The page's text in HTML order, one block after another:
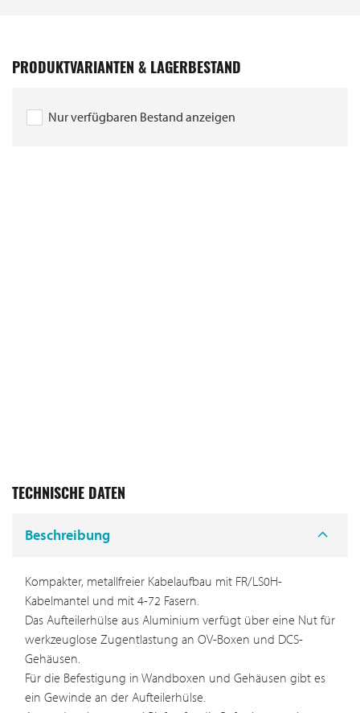
PRODUKTVARIANTEN & LAGERBESTAND
Nur verfügbaren Bestand anzeigen
TECHNISCHE DATEN
Beschreibung
Kompakter, metallfreier Kabelaufbau mit FR/LS0H-
Kabelmantel und mit 4-72 Fasern.
Das Aufteilerhülse aus Aluminium verfügt über eine Nut für
werkzeuglose Zugentlastung an OV-Boxen und DCS-
Gehäusen.
Für die Befestigung in Wandboxen und Gehäusen gibt es
ein Gewinde an der Aufteilerhülse.